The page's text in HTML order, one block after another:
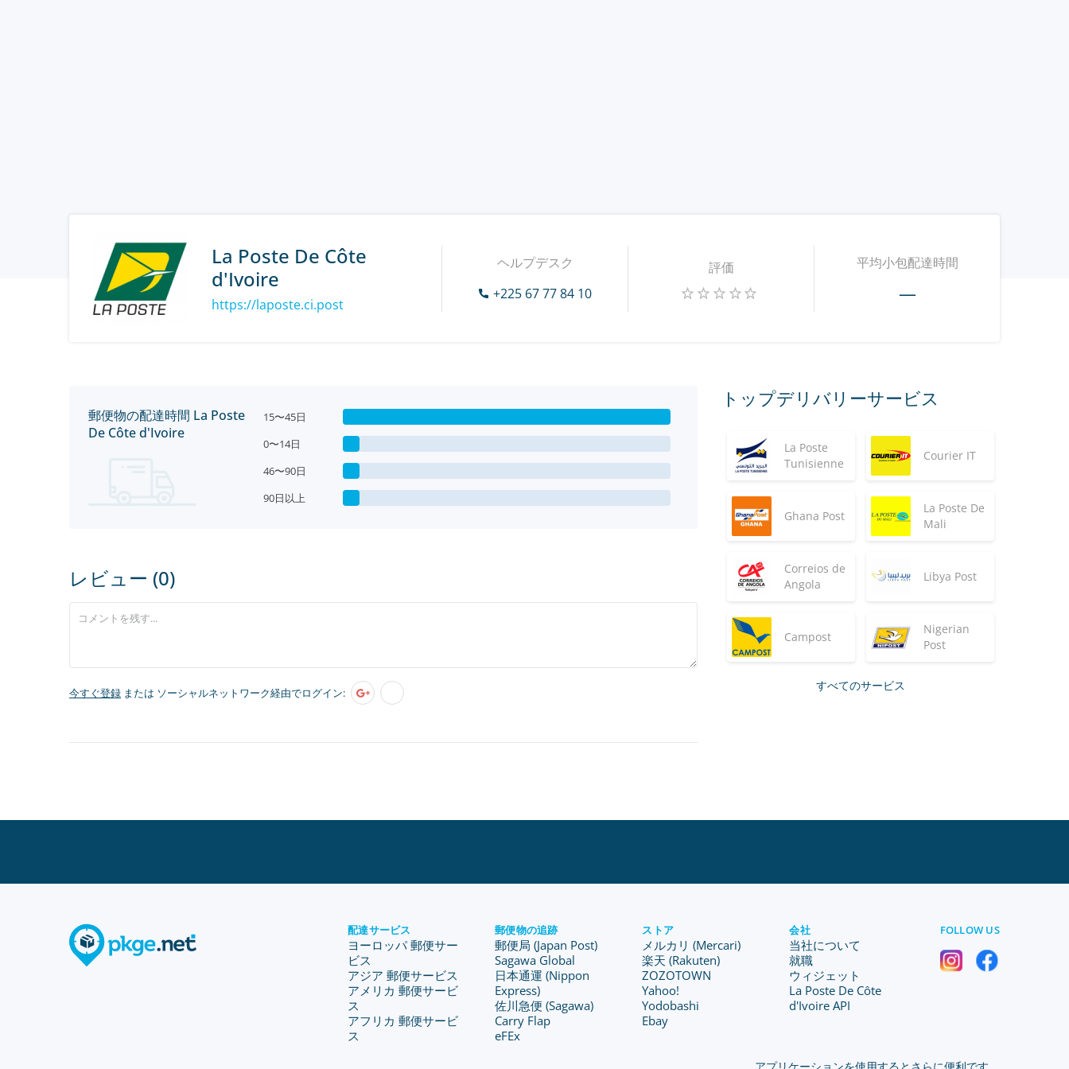
La Poste De Côte
d'Ivoire
https://laposte.ci.post
ヘルプデスク
+225 67 77 84 10
評価 平均小包配達時間
—
郵便物の配達時間 La Poste
De Côte d'Ivoire
15〜45日
0〜14日
46〜90日
90日以上
レビュー (0)
今すぐ登録 または ソーシャルネットワーク経由でログイン:
トップデリバリーサービス
La Poste
Tunisienne
Courier IT
Ghana Post
La Poste De
Mali
Correios de
Angola
Libya Post
Campost
Nigerian
Post
すべてのサービス
配達サービス
ヨーロッパ 郵便サー
ビス
アジア 郵便サービス
アメリカ 郵便サービ
ス
アフリカ 郵便サービ
ス
郵便物の追跡
郵便局 (Japan Post)
Sagawa Global
日本通運 (Nippon
Express)
佐川急便 (Sagawa)
Carry Flap
eFEx
ストア
メルカリ (Mercari)
楽天 (Rakuten)
ZOZOTOWN
Yahoo!
Yodobashi
Ebay
会社
当社について
就職
ウィジェット
La Poste De Côte
d'Ivoire API
FOLLOW US